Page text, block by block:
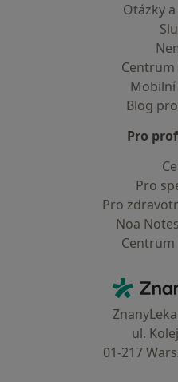
Otázky
Mobilní
Blog
Pro
Pro
Pro
Noa Notes
ul.
01-217